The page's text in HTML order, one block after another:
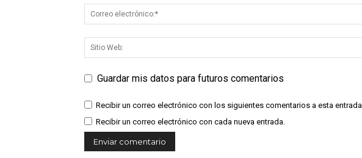
Guardar mis datos para futuros comentarios
Recibir un correo electrónico con los siguientes comentarios a esta entrada.
Recibir un correo electrónico con cada nueva entrada.